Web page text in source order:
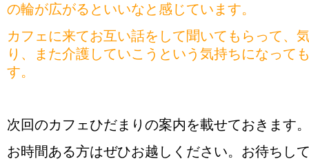
の輪が広がるといいなと感じています。
カフェに来てお互い話をして聞いてもらって、
り、また介護していこうという気持ちになって
す。
次回のカフェひだまりの案内を載せておきます
お時間ある方はぜひお越しください。お待ちし